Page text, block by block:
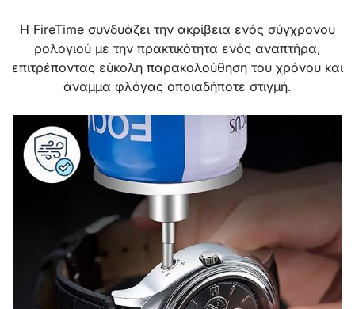
Η FireTime συνδυάζει την ακρίβεια ενός σύγχρονου
ρολογιού με την πρακτικότητα ενός αναπτήρα,
επιτρέποντας εύκολη παρακολούθηση του χρόνου και
άναμμα φλόγας οποιαδήποτε στιγμή.